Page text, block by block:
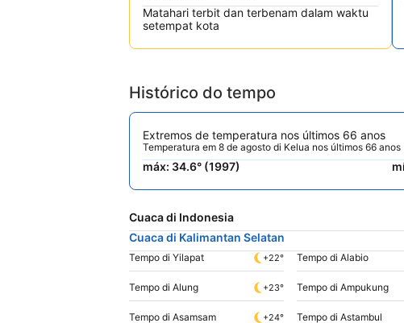
Matahari terbit dan terbenam dalam waktu
setempat kota
Histórico do tempo
Extremos de temperatura nos últimos 66 anos
Temperatura em 8 de agosto di Kelua nos últimos 66 anos
máx: 34.6° (1997)
Cuaca di Indonesia
Cuaca di Kalimantan Selatan
Tempo di Yilapat +22° Tempo di Alabio
Tempo di Alung +23° Tempo di Ampukung
Tempo di Asamsam +24° Tempo di Astambul